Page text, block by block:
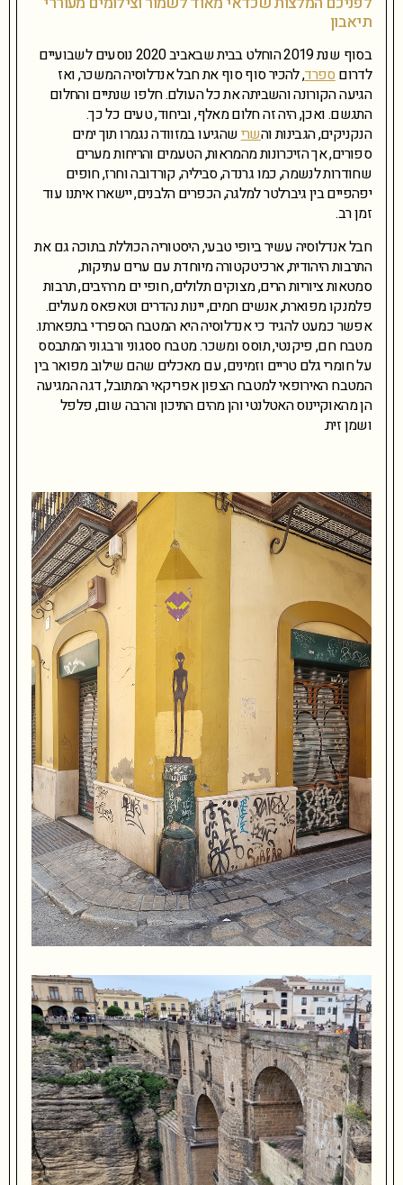
תיאבון
בסוף שנת 2019 הוחלט בבית שבאביב 2020 נוסעים לשבועיים
לדרוםספרד, להכיר סוף סוף את חבל אנדלוסיה המשכר, ואז
הגיעה הקורונה והשביתה את כל העולם. חלפו שנתיים והחלום
התגשם. ואכן, היה זה חלום מאלף, וביחוד, טעים כל כך.
הנקניקים, הגבינות והשרישהגיעו במזוודה נגמרו תוך ימים
ספורים, אך הזיכרונות מהמראות, הטעמים והריחות מערים
שחודרות לנשמה, כמו גרנדה, סביליה, קורדובה וחרז, חופים
יפהפיים בין גיברלטר למלגה, הכפרים הלבנים, יישארו איתנו עוד
זמן רב.
חבל אנדלוסיה עשיר ביופי טבעי, היסטוריה הכוללת בתוכה גם את
התרבות היהודית, ארכיטקטורה מיוחדת עם ערים עתיקות,
סמטאות ציוריות הרים, מצוקים תלולים, חופי ים מרהיבים, תרבות
פלמנקו מפוארת, אנשים חמים, יינות נהדרים וטאפאס מעולים.
אפשר כמעט להגיד כי אנדלוסיה היא המטבח הספרדי בתפארתו.
מטבח חם, פיקנטי, תוסס ומשכר. מטבח ססגוני ורבגוני המתבסס
על חומרי גלם טריים וזמינים, עם מאכלים שהם שילוב מפואר בין
המטבח האירופאי למטבח הצפון אפריקאי המתובל, דגה המגיעה
הן מהאוקיינוס האטלנטי והן מהים התיכון והרבה שום, פלפל
ושמן זית.